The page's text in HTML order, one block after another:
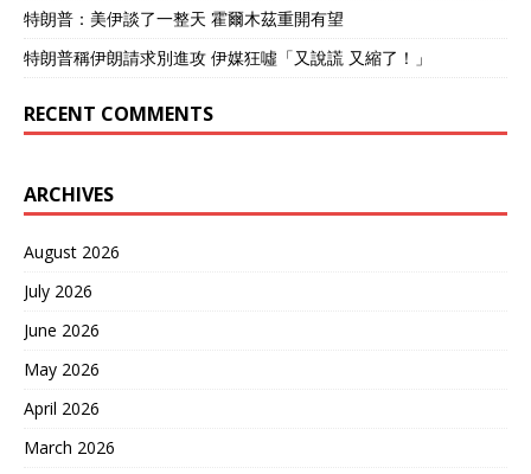
特朗普：美伊談了一整天 霍爾木茲重開有望
特朗普稱伊朗請求別進攻 伊媒狂噓「又說謊 又縮了！」
RECENT COMMENTS
ARCHIVES
August 2026
July 2026
June 2026
May 2026
April 2026
March 2026